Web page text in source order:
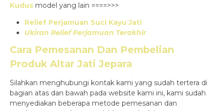
Kudus model yang lain ====>>>
Relief Perjamuan Suci Kayu Jati
Ukiran Relief Perjamuan Terakhir
Cara Pemesanan Dan Pembelian
Produk Altar Jati Jepara
Silahkan menghubungi kontak kami yang sudah tertera di
bagian atas dan bawah pada website kami ini, kami sudah
menyediakan beberapa metode pemesanan dan